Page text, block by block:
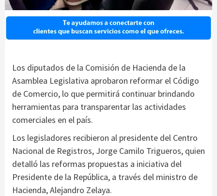
Los diputados de la Comisión de Hacienda de la
Asamblea Legislativa aprobaron reformar el Código
de Comercio, lo que permitirá continuar brindando
herramientas para transparentar las actividades
comerciales en el país.
Los legisladores recibieron al presidente del Centro
Nacional de Registros, Jorge Camilo Trigueros, quien
detalló las reformas propuestas a iniciativa del
Presidente de la República, a través del ministro de
Hacienda, Alejandro Zelaya.